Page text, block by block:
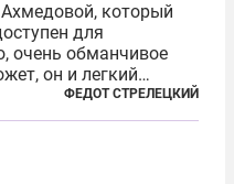
который
для
очень обманчивое
он и легкий
—
рассказов,
ФЕДОТ СТРЕЛЕЦКИЙ